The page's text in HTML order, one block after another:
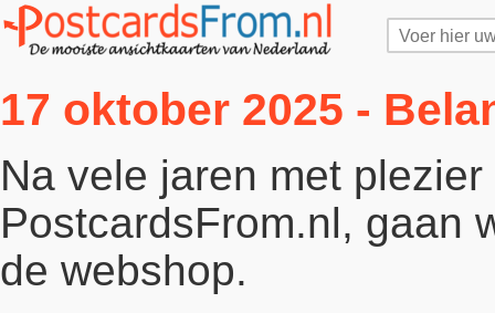
17 oktober 2025 -
Na vele jaren met
PostcardsFrom.nl, gaan
de webshop.